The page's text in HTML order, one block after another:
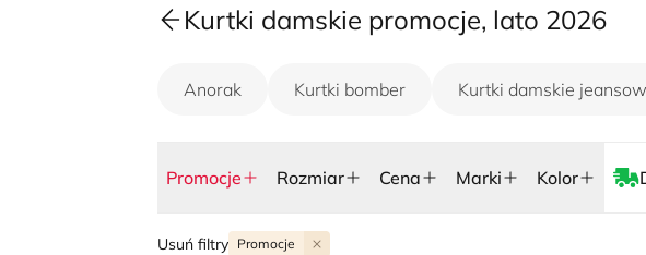
Kurtki damskie promocje, lato 2026
Anorak Kurtki bomber Kurtki damskie
Promocje Rozmiar Cena Marki Kolor
Usuń filtry Promocje